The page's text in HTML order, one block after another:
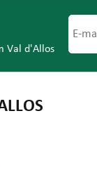
Val d'Allos